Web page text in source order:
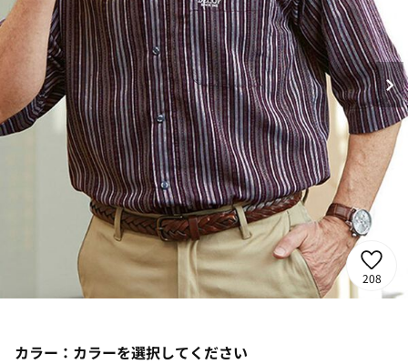
208
カラー： カラーを選択してください